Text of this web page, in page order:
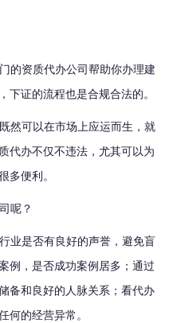
的资质代办公司帮助你办理建
下证的流程也是合规合法的。
既然可以在市场上应运而生，就
代办不仅不违法，尤其可以为
多便利。
呢？
业是否有良好的声誉，避免盲
例 ，是否成功案例 居多 ；通过
备和良好的人脉关系 ；看代办
何的经营异常 。